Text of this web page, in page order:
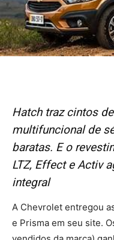
Hatch traz cintos
multifuncional de
baratas. E o
LTZ, Effect e Activ
integral
A Chevrolet entregou
e Prisma em seu site.